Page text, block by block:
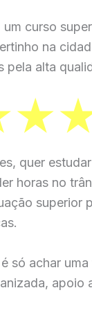
curso
na
pela alta
quer
horas no
superior
só achar
apoio